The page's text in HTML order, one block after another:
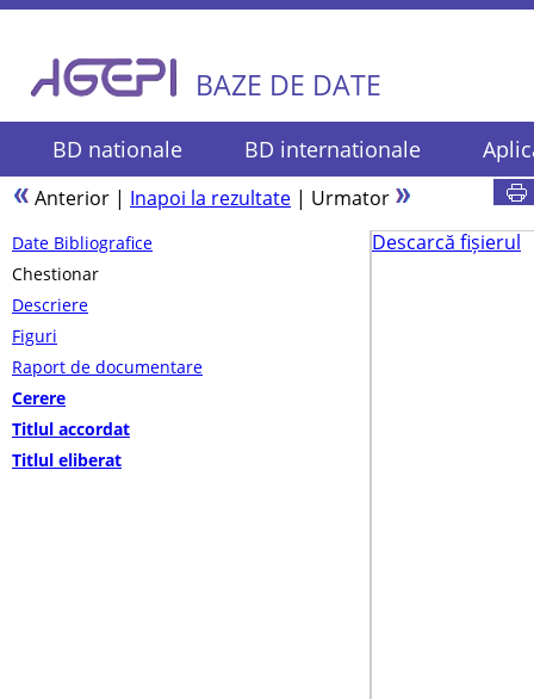
BAZE DE DATE
BD nationale BD internationale
Anterior | Inapoi la rezultate | Urmator
Date Bibliografice
Chestionar
Descriere
Figuri
Raport de documentare
Cerere
Titlul accordat
Titlul eliberat
Descarcă fișierul